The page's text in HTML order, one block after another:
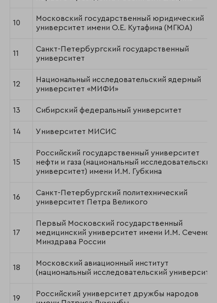
10
Московский государственный юридический
университет имени О.Е. Кутафина (МГЮА)
11
Санкт-Петербургский государственный
университет
12
Национальный исследовательский ядерный
университет «МИФИ»
13 Сибирский федеральный университет
14 Университет МИСИС
15
Российский государственный университет
нефти и газа (национальный исследовательский
университет) имени И.М. Губкина
16
Санкт-Петербургский политехнический
университет Петра Великого
17
Первый Московский государственный
медицинский университет имени И.М.
Минздрава России
18
Московский авиационный институт
(национальный исследовательский
19
Российский университет дружбы народов